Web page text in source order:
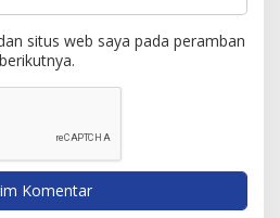
situs web saya pada peramban